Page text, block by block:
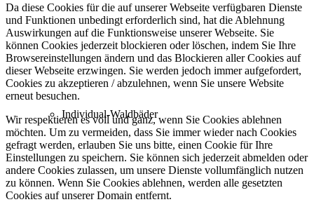
Individual-Waldbäder
Da diese Cookies für die auf unserer Webseite verfügbaren Dienste
und Funktionen unbedingt erforderlich sind, hat die Ablehnung
Auswirkungen auf die Funktionsweise unserer Webseite. Sie
können Cookies jederzeit blockieren oder löschen, indem Sie Ihre
Browsereinstellungen ändern und das Blockieren aller Cookies auf
dieser Webseite erzwingen. Sie werden jedoch immer aufgefordert,
Cookies zu akzeptieren / abzulehnen, wenn Sie unsere Website
erneut besuchen.
Wir respektieren es voll und ganz, wenn Sie Cookies ablehnen
möchten. Um zu vermeiden, dass Sie immer wieder nach Cookies
gefragt werden, erlauben Sie uns bitte, einen Cookie für Ihre
Einstellungen zu speichern. Sie können sich jederzeit abmelden oder
andere Cookies zulassen, um unsere Dienste vollumfänglich nutzen
zu können. Wenn Sie Cookies ablehnen, werden alle gesetzten
Cookies auf unserer Domain entfernt.